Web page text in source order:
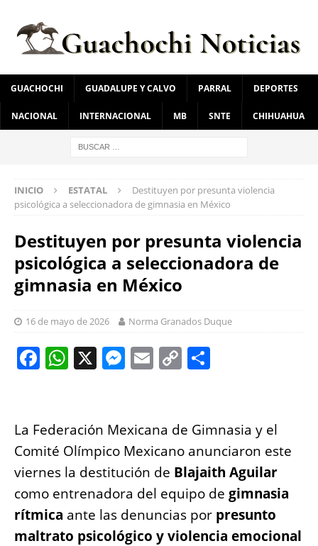
GUACHOCHI GUADALUPE Y CALVO PARRAL DEPORTES
NACIONAL INTERNACIONAL MB SNTE CHIHUAHUA
INICIO ESTATAL
Destituyen por presunta violencia
psicológica a seleccionadora de gimnasia en México
Destituyen por presunta violencia
psicológica a seleccionadora de
gimnasia en México
16 de mayo de 2026 Norma Granados Duque
F
e
b
o
o
k
W
s
A
p
p
X M
e
n
g
er
E
l
C
y
Li
n
k
re
La Federación Mexicana de Gimnasia y el
Comité Olímpico Mexicano anunciaron este
viernes la destitución de Blajaith Aguilar
como entrenadora del equipo de gimnasia
rítmica ante las denuncias por presunto
maltrato psicológico y violencia emocional